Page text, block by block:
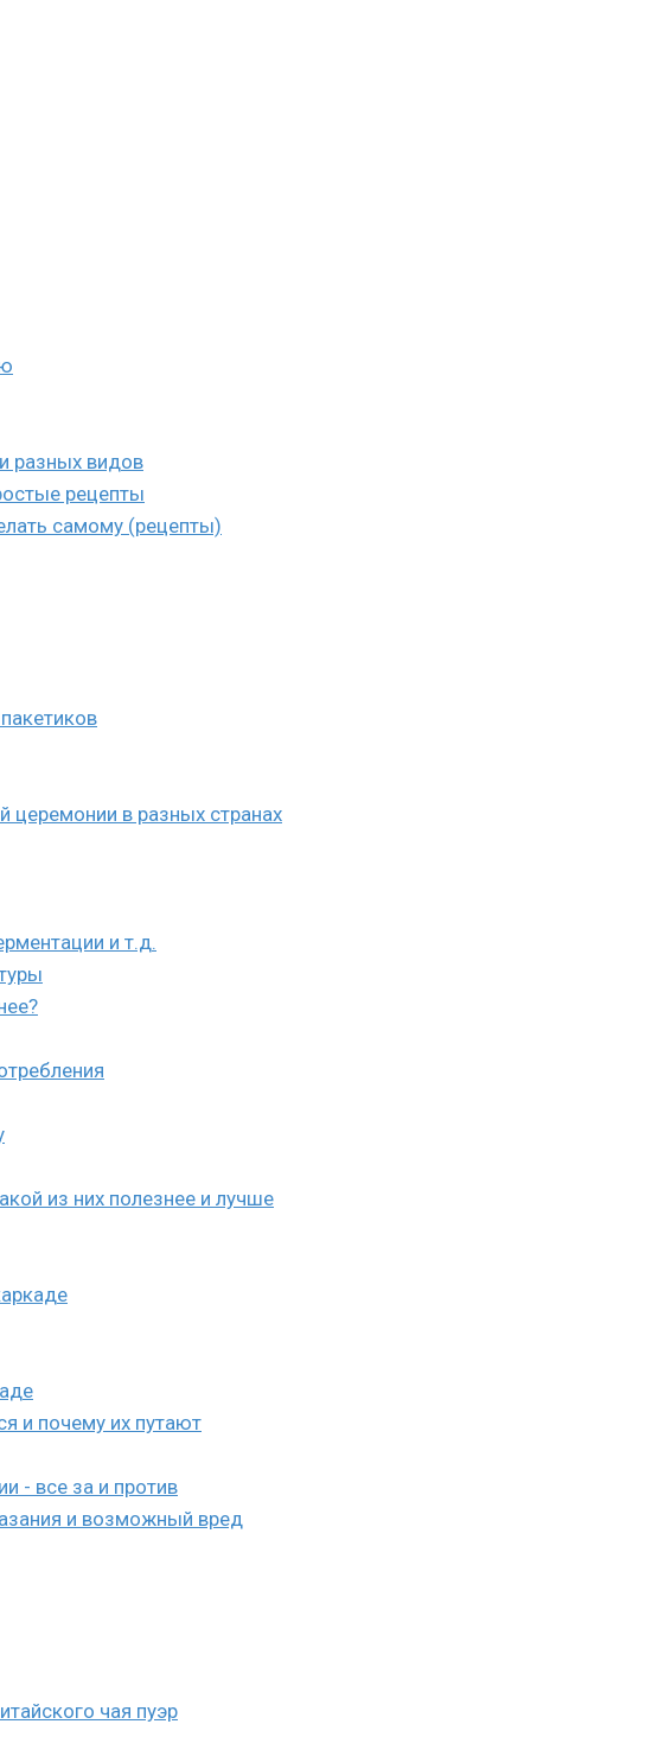
разных видов
рецепты
самому (рецепты)
церемонии в разных странах
и т.д.
из них полезнее и лучше
и почему их путают
- все за и против
и возможный вред
чая пуэр